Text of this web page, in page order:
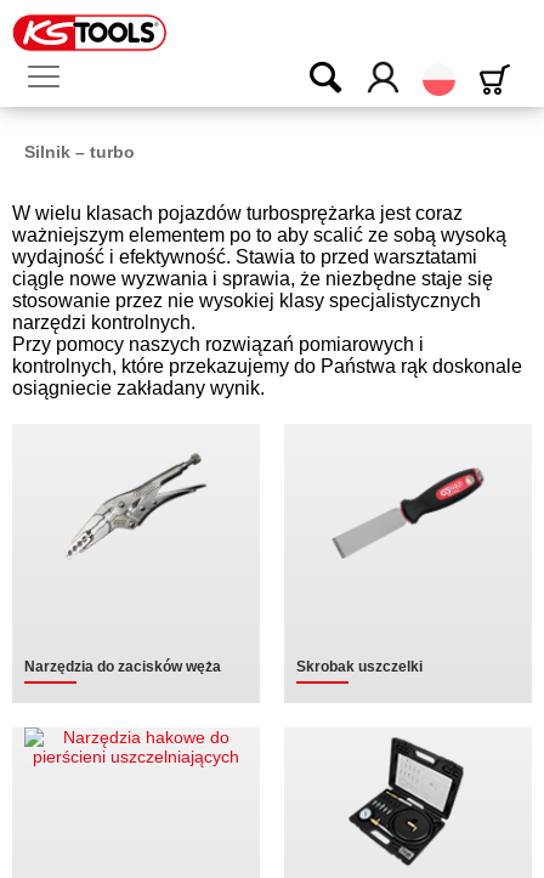
Polski
Silnik – turbo
W wielu klasach pojazdów turbosprężarka jest coraz
ważniejszym elementem po to aby scalić ze sobą wysoką
wydajność i efektywność. Stawia to przed warsztatami
ciągle nowe wyzwania i sprawia, że niezbędne staje się
stosowanie przez nie wysokiej klasy specjalistycznych
narzędzi kontrolnych.
Przy pomocy naszych rozwiązań pomiarowych i
kontrolnych, które przekazujemy do Państwa rąk doskonale
osiągniecie zakładany wynik.
Narzędzia do zacisków węża Skrobak uszczelki